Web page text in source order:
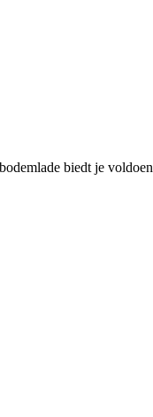
biedt je